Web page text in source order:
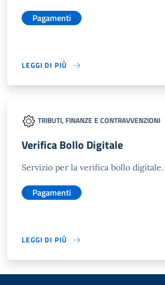
Pagamenti
LEGGI DI PIÙ
TRIBUTI, FINANZE E CONTRAVVENZIONI
Verifica Bollo Digitale
Servizio per la verifica bollo digitale.
Pagamenti
LEGGI DI PIÙ